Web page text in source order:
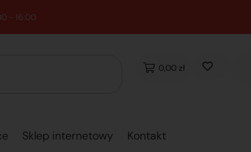
- 16:00
0,00 zł
Sklep internetowy Kontakt